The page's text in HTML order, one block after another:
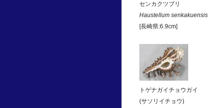
センカクツブリ
Haustellum senkakuensis
[長崎県:6.9cm]
トゲナガイチョウガイ
(サソリイチョウ)